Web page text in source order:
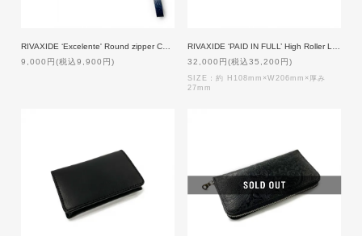
9,000円(税込9,900円)
32,000円(税込35,200円)
SIZE：約 H108mm×W206mm×厚み
27mm